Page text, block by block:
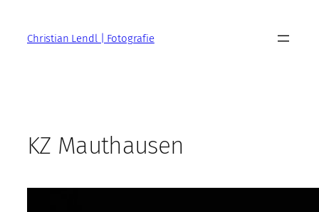
springenChristian Lendl | Fotografie
KZ Mauthausen